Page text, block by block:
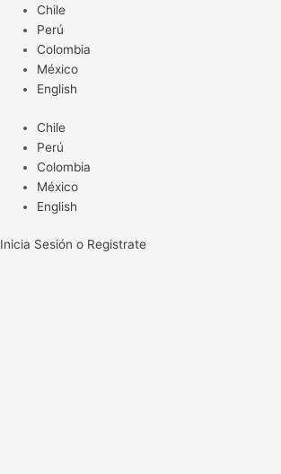
contenido
Chile
Perú
Colombia
México
English
Chile
Perú
Colombia
México
English
Inicia Sesión o Registrate